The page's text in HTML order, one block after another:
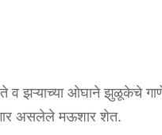
झऱ्याच्या ओघाने झुळूकेचे
असलेले मऊशार शेत.